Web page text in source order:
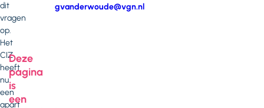
dit
vragen
op.
Het
CIZ
heeft
nu
een
apart
mail
gvanderwoude@vgn.nl
Telefoonnummer
Deze
pagina
is
een